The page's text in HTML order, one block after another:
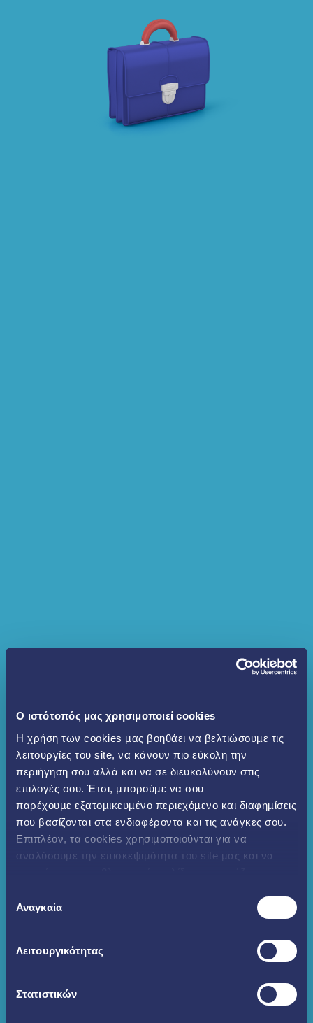
O ιστότοπός μας χρησιμοποιεί cookies
Η χρήση των cookies µας βοηθάει να βελτιώσουµε τις
λειτουργίες του site, να κάνουν πιο εύκολη την
περιήγηση σου αλλά και να σε διευκολύνουν στις
επιλογές σου. Έτσι, µπορούµε να σου
παρέχουµε εξατοµικευµένο περιεχόµενο και διαφηµίσεις
που βασίζονται στα ενδιαφέροντα και τις ανάγκες σου.
Επιπλέον, τα cookies χρησιµοποιούνται για να
αναλύσουµε την επισκεψιµότητα του site µας και να
εντοπίσουµε προβληµατικές σελίδες που χρήζουν
συγκατάθεσης
Αναγκαία
Λειτουργικότητας
Στατιστικών